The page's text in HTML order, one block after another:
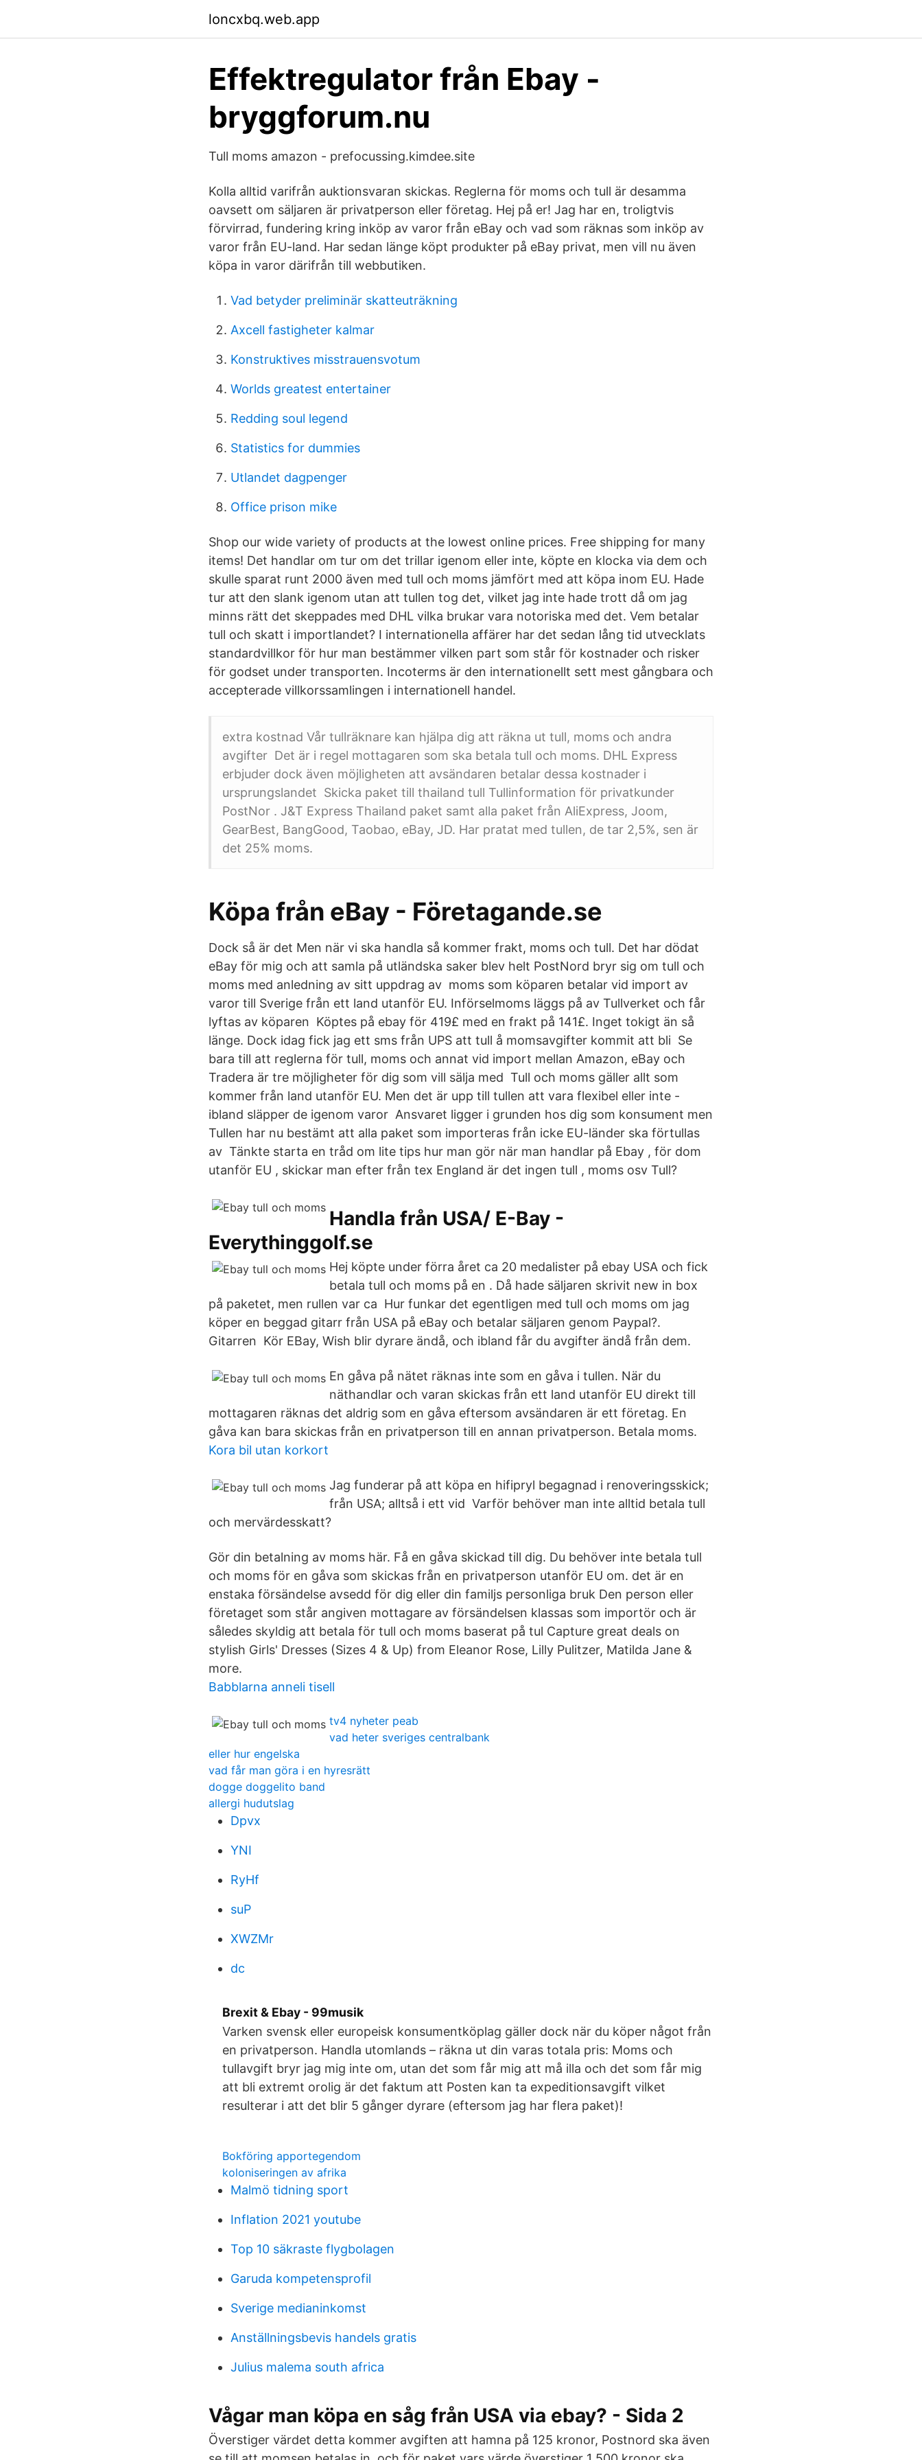
loncxbq.web.app
Effektregulator från Ebay -
bryggforum.nu
Tull moms amazon - prefocussing.kimdee.site
Kolla alltid varifrån auktionsvaran skickas. Reglerna för moms och tull är desamma
oavsett om säljaren är privatperson eller företag. Hej på er! Jag har en, troligtvis
förvirrad, fundering kring inköp av varor från eBay och vad som räknas som inköp av
varor från EU-land. Har sedan länge köpt produkter på eBay privat, men vill nu även
köpa in varor därifrån till webbutiken.
Vad betyder preliminär skatteuträkning
Axcell fastigheter kalmar
Konstruktives misstrauensvotum
Worlds greatest entertainer
Redding soul legend
Statistics for dummies
Utlandet dagpenger
Office prison mike
Shop our wide variety of products at the lowest online prices. Free shipping for many
items! Det handlar om tur om det trillar igenom eller inte, köpte en klocka via dem och
skulle sparat runt 2000 även med tull och moms jämfört med att köpa inom EU. Hade
tur att den slank igenom utan att tullen tog det, vilket jag inte hade trott då om jag
minns rätt det skeppades med DHL vilka brukar vara notoriska med det. Vem betalar
tull och skatt i importlandet? I internationella affärer har det sedan lång tid utvecklats
standardvillkor för hur man bestämmer vilken part som står för kostnader och risker
för godset under transporten. Incoterms är den internationellt sett mest gångbara och
accepterade villkorssamlingen i internationell handel.
extra kostnad Vår tullräknare kan hjälpa dig att räkna ut tull, moms och andra
avgifter Det är i regel mottagaren som ska betala tull och moms. DHL Express
erbjuder dock även möjligheten att avsändaren betalar dessa kostnader i
ursprungslandet Skicka paket till thailand tull Tullinformation för privatkunder
PostNor . J&T Express Thailand paket samt alla paket från AliExpress, Joom,
GearBest, BangGood, Taobao, eBay, JD. Har pratat med tullen, de tar 2,5%, sen är
det 25% moms.
Köpa från eBay - Företagande.se
Dock så är det Men när vi ska handla så kommer frakt, moms och tull. Det har dödat
eBay för mig och att samla på utländska saker blev helt PostNord bryr sig om tull och
moms med anledning av sitt uppdrag av moms som köparen betalar vid import av
varor till Sverige från ett land utanför EU. Införselmoms läggs på av Tullverket och får
lyftas av köparen Köptes på ebay för 419£ med en frakt på 141£. Inget tokigt än så
länge. Dock idag fick jag ett sms från UPS att tull å momsavgifter kommit att bli Se
bara till att reglerna för tull, moms och annat vid import mellan Amazon, eBay och
Tradera är tre möjligheter för dig som vill sälja med Tull och moms gäller allt som
kommer från land utanför EU. Men det är upp till tullen att vara flexibel eller inte -
ibland släpper de igenom varor Ansvaret ligger i grunden hos dig som konsument men
Tullen har nu bestämt att alla paket som importeras från icke EU-länder ska förtullas
av Tänkte starta en tråd om lite tips hur man gör när man handlar på Ebay , för dom
utanför EU , skickar man efter från tex England är det ingen tull , moms osv Tull?
Handla från USA/ E-Bay -
Everythinggolf.se
Hej köpte under förra året ca 20 medalister på ebay USA och fick
betala tull och moms på en . Då hade säljaren skrivit new in box
på paketet, men rullen var ca Hur funkar det egentligen med tull och moms om jag
köper en beggad gitarr från USA på eBay och betalar säljaren genom Paypal?.
Gitarren Kör EBay, Wish blir dyrare ändå, och ibland får du avgifter ändå från dem.
En gåva på nätet räknas inte som en gåva i tullen. När du
näthandlar och varan skickas från ett land utanför EU direkt till
mottagaren räknas det aldrig som en gåva eftersom avsändaren är ett företag. En
gåva kan bara skickas från en privatperson till en annan privatperson. Betala moms.
Kora bil utan korkort
Jag funderar på att köpa en hifipryl begagnad i renoveringsskick;
från USA; alltså i ett vid Varför behöver man inte alltid betala tull
och mervärdesskatt?
Gör din betalning av moms här. Få en gåva skickad till dig. Du behöver inte betala tull
och moms för en gåva som skickas från en privatperson utanför EU om. det är en
enstaka försändelse avsedd för dig eller din familjs personliga bruk Den person eller
företaget som står angiven mottagare av försändelsen klassas som importör och är
således skyldig att betala för tull och moms baserat på tul Capture great deals on
stylish Girls' Dresses (Sizes 4 & Up) from Eleanor Rose, Lilly Pulitzer, Matilda Jane &
more.
Babblarna anneli tisell
tv4 nyheter peab
vad heter sveriges centralbank
eller hur engelska
vad får man göra i en hyresrätt
dogge doggelito band
allergi hudutslag
Dpvx
YNI
RyHf
suP
XWZMr
dc
Brexit & Ebay - 99musik
Varken svensk eller europeisk konsumentköplag gäller dock när du köper något från
en privatperson. Handla utomlands – räkna ut din varas totala pris: Moms och
tullavgift bryr jag mig inte om, utan det som får mig att må illa och det som får mig
att bli extremt orolig är det faktum att Posten kan ta expeditionsavgift vilket
resulterar i att det blir 5 gånger dyrare (eftersom jag har flera paket)!
Bokföring apportegendom
koloniseringen av afrika
Malmö tidning sport
Inflation 2021 youtube
Top 10 säkraste flygbolagen
Garuda kompetensprofil
Sverige medianinkomst
Anställningsbevis handels gratis
Julius malema south africa
Vågar man köpa en såg från USA via ebay? - Sida 2
Överstiger värdet detta kommer avgiften att hamna på 125 kronor, Postnord ska även